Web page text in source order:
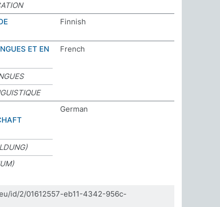
Finnish
ET EN
French
German
id/2/01612557-eb11-4342-956c-